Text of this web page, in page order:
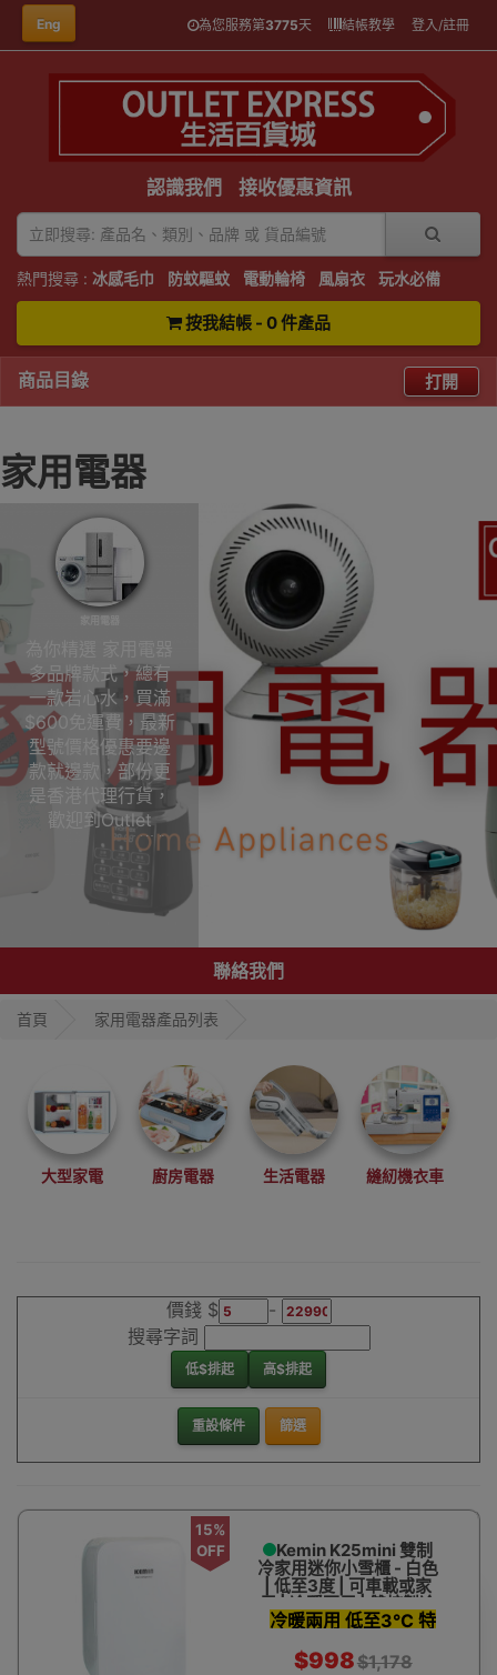
Eng 為您服務第3775天 結帳教學 登入/註冊
認識我們 接收優惠資訊
熱門搜尋 : 冰感毛巾 防蚊驅蚊 電動輪椅 風扇衣 玩水必備
按我結帳 - 0 件產品
商品目錄 打開
家用電器
多品牌款式，總有
一款岩心水，買滿
$600免運費，最新
型號價格優惠要邊
款就邊款，部份更
是香港代理行貨，
歡迎到Outlet
Express HK香港觀
塘實體店陳列室選
購!家用電器
聯絡我們
首頁 家用電器產品列表
大型家電 廚房電器 生活電器 縫紉機衣車
價錢 $
-
搜尋字詞
低$排起 高$排起
重設條件 篩選
15%
OFF
Kemin K25mini 雙制
冷家用迷你小雪櫃 - 白色
| 低至3度 | 可車載或家
用 | 冷暖兩用 | 雙核製冷
| 90天產品保養
冷暖兩用 低至3°C 特
大容量 可車用
$998$1,178